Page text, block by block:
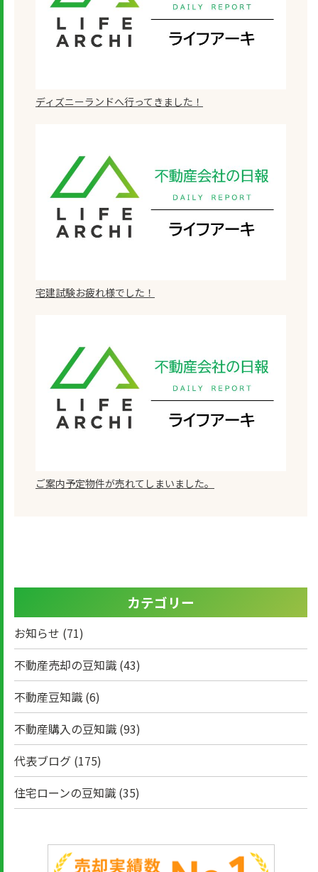
ディズニーランドへ行ってきました！
宅建試験お疲れ様でした！
ご案内予定物件が売れてしまいました。
カテゴリー
お知らせ (71)
不動産売却の豆知識 (43)
不動産豆知識 (6)
不動産購入の豆知識 (93)
代表ブログ (175)
住宅ローンの豆知識 (35)